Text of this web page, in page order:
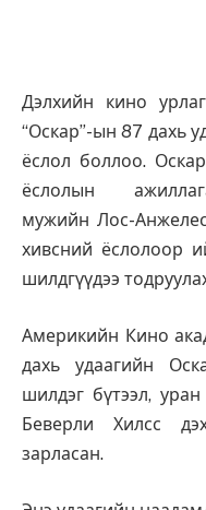
Дэлхийн кино
“Оскар”-ын 87 дахь
ёслол боллоо.
ёслолын
мужийн Лос-
хивсний ёслолоор
шилдгүүдээ
Америкийн Кино
дахь удаагийн
шилдэг бүтээл,
Беверли Хилсс
зарласан.